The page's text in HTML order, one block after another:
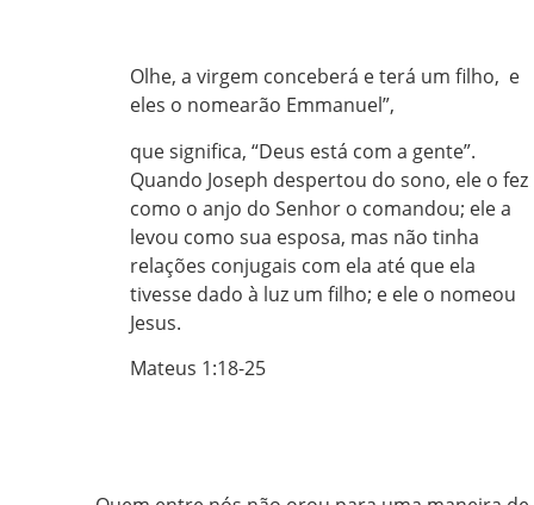
Olhe, a virgem conceberá e terá um filho, e
eles o nomearão Emmanuel”,
que significa, “Deus está com a gente”.
Quando Joseph despertou do sono, ele o fez
como o anjo do Senhor o comandou; ele a
levou como sua esposa, mas não tinha
relações conjugais com ela até que ela
tivesse dado à luz um filho; e ele o nomeou
Jesus.
Mateus 1:18-25